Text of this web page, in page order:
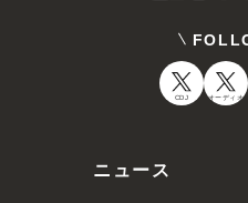
CDJ オーディオ
ニュース